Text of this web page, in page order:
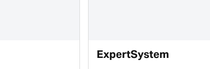
ExpertSystem